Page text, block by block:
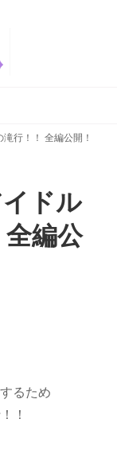
行！！ 全編公開！
ドル
編公
るため
！